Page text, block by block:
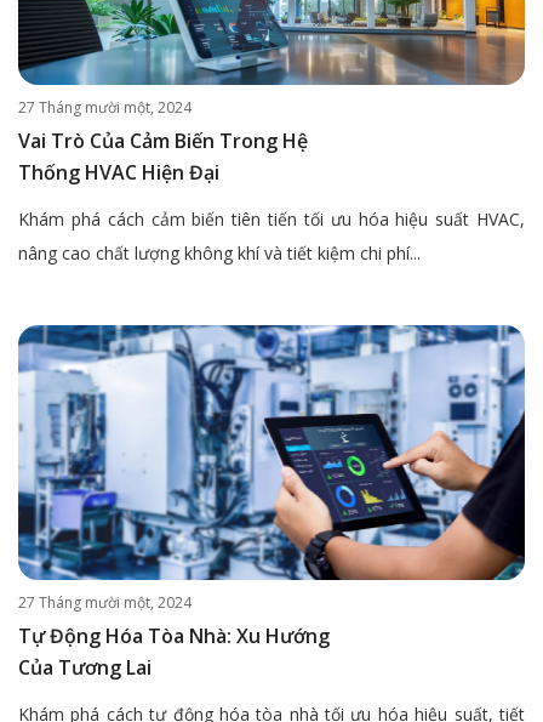
27 Tháng mười một, 2024
Vai Trò Của Cảm Biến Trong Hệ
Thống HVAC Hiện Đại
Khám phá cách cảm biến tiên tiến tối ưu hóa hiệu suất HVAC,
nâng cao chất lượng không khí và tiết kiệm chi phí...
27 Tháng mười một, 2024
Tự Động Hóa Tòa Nhà: Xu Hướng
Của Tương Lai
Khám phá cách tự động hóa tòa nhà tối ưu hóa hiệu suất, tiết